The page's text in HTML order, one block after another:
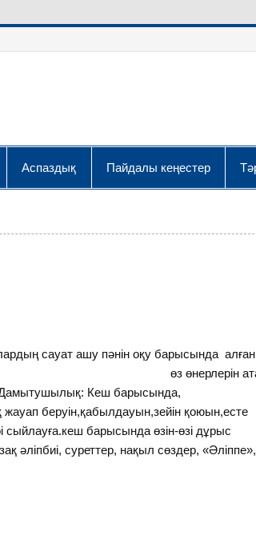
Аспаздық Пайдалы кеңестер
сауат ашу пәнін оқу барысында алған
өнерлерін
Дамытушылық: Кеш барысында,
беруін,қабылдауын,зейін қоюын,есте
сыйлауға.кеш барысында өзін-өзі дұрыс
әліпбиі, суреттер, нақыл сөздер, «Әліппе»,